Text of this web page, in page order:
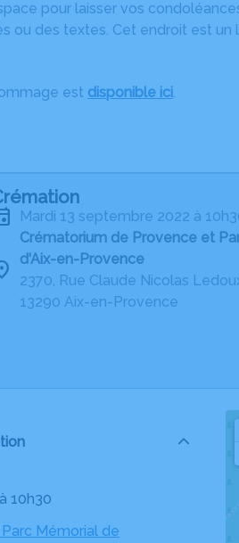
pour laisser vos
ou des textes. Cet endroit est un
est disponible ici.
mardi 13 septembre 2022 à
Crématorium de Provence et
d'Aix-en-Provence
2370, Rue Claude Nicolas
13290 Aix-en-Provence
10h30
Mémorial de